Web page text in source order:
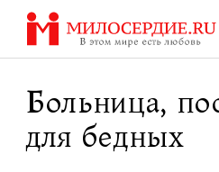
Перейти
содержанию
Больница,
для бедных